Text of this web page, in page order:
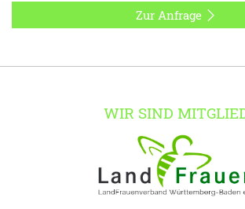
Zur Anfrage
WIR SIND